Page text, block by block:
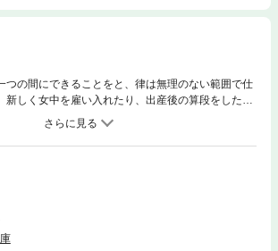
つの間にできることをと、律は無理のない範囲で仕
新しく女中を雇い入れたり、出産後の算段をしたり
が、青陽堂の奉公人、八兵衛の藪入りからの帰りが
かっていた。数日して戻った八兵衛は、涼太に話が
きに生きる律の姿が感動を呼ぶ、人気シリーズ第